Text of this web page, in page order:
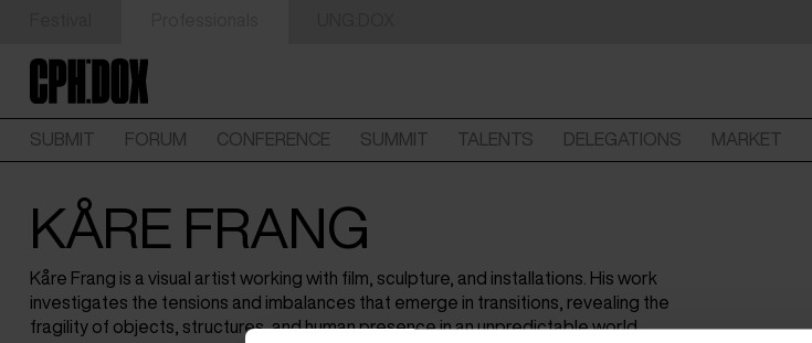
SUBMIT FORUM CONFERENCE SUMMIT TALENTS DELEGATIONS MARKET
KÅRE FRANG
Kåre Frang is a visual artist working with film, sculpture, and installations. His work
investigates the tensions and imbalances that emerge in transitions, revealing the
fragility of objects, structures, and human presence in an unpredictable world.